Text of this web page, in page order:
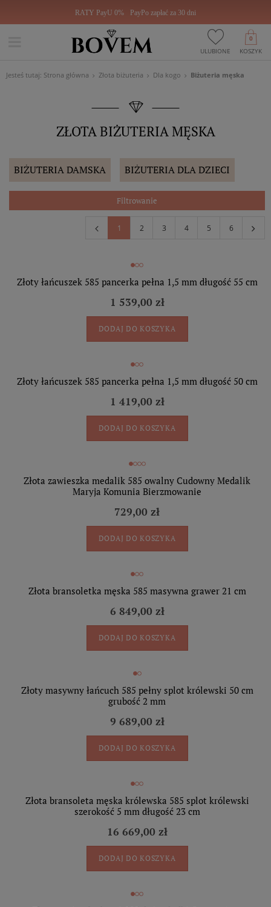
RATY PayU 0% PayPo zapłać za 30 dni
ULUBIONE KOSZYK
0
Jesteś tutaj: Strona główna Złota biżuteria Dla kogo Biżuteria męska
ZŁOTA BIŻUTERIA MĘSKA
BIŻUTERIA DAMSKA BIŻUTERIA DLA DZIECI
Filtrowanie
1 2 3 4 5 6
Złoty łańcuszek 585 pancerka pełna 1,5 mm długość 55 cm
1 539,00 zł
DODAJ DO KOSZYKA
Złoty łańcuszek 585 pancerka pełna 1,5 mm długość 50 cm
1 419,00 zł
DODAJ DO KOSZYKA
Złota zawieszka medalik 585 owalny Cudowny Medalik
Maryja Komunia Bierzmowanie
729,00 zł
DODAJ DO KOSZYKA
Złota bransoletka męska 585 masywna grawer 21 cm
6 849,00 zł
DODAJ DO KOSZYKA
Złoty masywny łańcuch 585 pełny splot królewski 50 cm
grubość 2 mm
9 689,00 zł
DODAJ DO KOSZYKA
Złota bransoleta męska królewska 585 splot królewski
szerokość 5 mm długość 23 cm
16 669,00 zł
DODAJ DO KOSZYKA